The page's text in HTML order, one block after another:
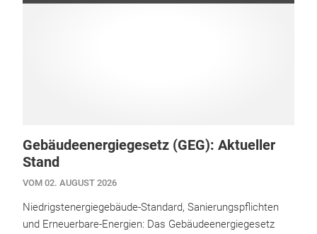
Gebäudeenergiegesetz (GEG): Aktueller
Stand
VOM 02. AUGUST 2026
Niedrigstenergiegebäude-Standard, Sanierungspflichten
und Erneuerbare-Energien: Das Gebäudeenergiegesetz